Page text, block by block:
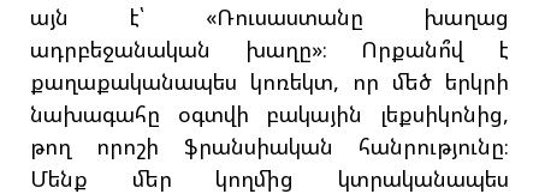
այն է՝ «Ռուսաստանը խաղաց
ադրբեջանական խաղը»։ Որքանո՞վ է
քաղաքականապես կոռեկտ, որ մեծ երկրի
նախագահը օգտվի բակային լեքսիկոնից,
թող որոշի ֆրանսիական հանրությունը։
Մենք մեր կողմից կտրականապես